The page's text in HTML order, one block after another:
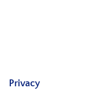
Privacy